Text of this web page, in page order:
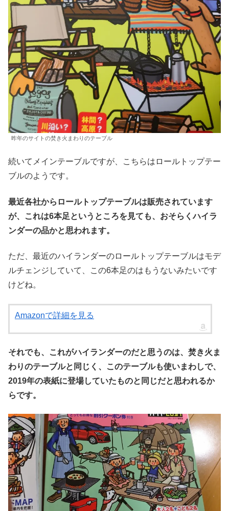
昨年のサイトの焚き火まわりのテーブル
続いてメインテーブルですが、こちらはロールトップテー
ブルのようです。
最近各社からロールトップテーブルは販売されています
が、これは6本足というところを見ても、おそらくハイラ
ンダーの品かと思われます。
ただ、最近のハイランダーのロールトップテーブルはモデ
ルチェンジしていて、この6本足のはもうないみたいです
けどね。
Amazonで詳細を見る
それでも、これがハイランダーのだと思うのは、焚き火ま
わりのテーブルと同じく、このテーブルも使いまわしで、
2019年の表紙に登場していたものと同じだと思われるか
らです。